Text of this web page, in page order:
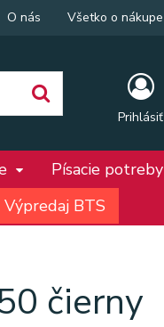
Prihlásiť
O nás Všetko o nákupe
Písacie potreby
Výpredaj BTS
čierny